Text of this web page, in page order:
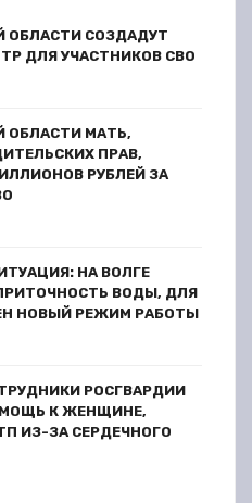
ОБЛАСТИ СОЗДАДУТ
ДЛЯ УЧАСТНИКОВ СВО
ОБЛАСТИ МАТЬ,
ПРАВ,
РУБЛЕЙ ЗА
НА ВОЛГЕ
ВОДЫ, ДЛЯ
НОВЫЙ РЕЖИМ РАБОТЫ
РОСГВАРДИИ
К ЖЕНЩИНЕ,
ИЗ-ЗА СЕРДЕЧНОГО